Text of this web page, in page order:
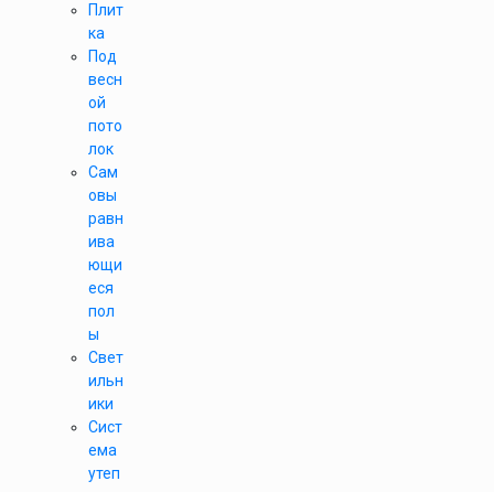
Плит
ка
Под
весн
ой
пото
лок
Сам
овы
равн
ива
ющи
еся
пол
ы
Свет
ильн
ики
Сист
ема
утеп